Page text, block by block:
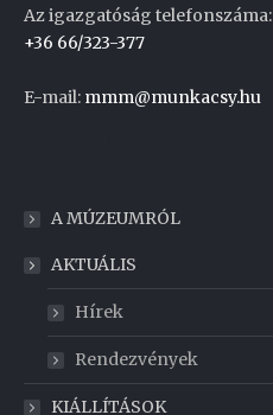
Az igazgatóság telefonszáma:
+36 66/323-377
E-mail: mmm@munkacsy.hu
A MÚZEUMRÓL
AKTUÁLIS
Hírek
Rendezvények
KIÁLLÍTÁSOK